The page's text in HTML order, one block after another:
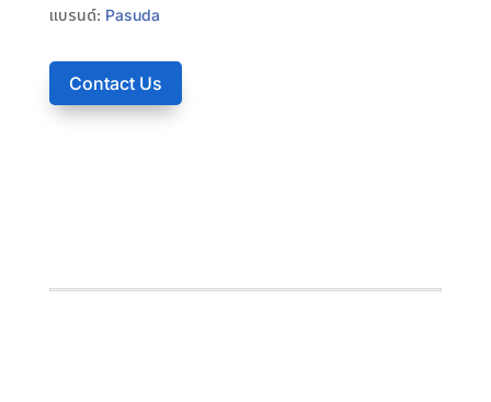
แบรนด์: Pasuda
Contact Us